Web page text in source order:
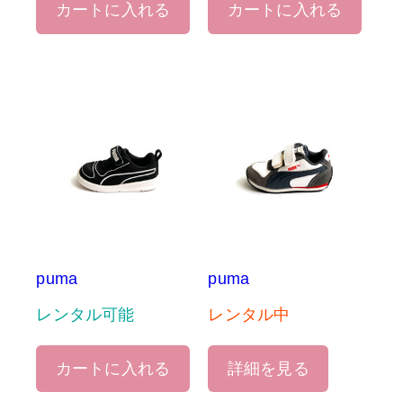
カートに入れる カートに入れる
puma
レンタル可能
カートに入れる
puma
レンタル中
詳細を見る